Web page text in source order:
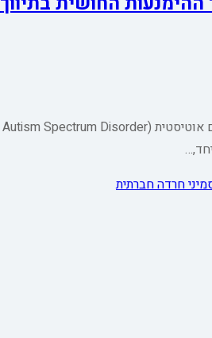
מבוא המאמר עוסק באילמות סלקטיבית (Selective Mutism – SM) בקרב ילדים עם ובלי אבחנה של הפרעת ספקטרום אוטיסטית (Autism Spectrum Disorder
חרדה חברתית